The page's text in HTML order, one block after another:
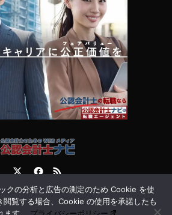
営会社 お問合せ
クの分析と広告の測定のため Cookie を使
閲覧する場合、Cookie の使用を承諾したも